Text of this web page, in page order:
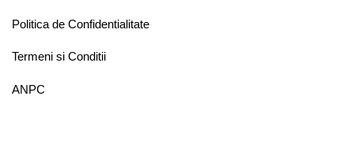
Politica de Confidentialitate
Termeni si Conditii
ANPC